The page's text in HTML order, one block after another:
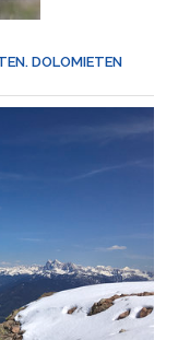
DOLOMIETEN